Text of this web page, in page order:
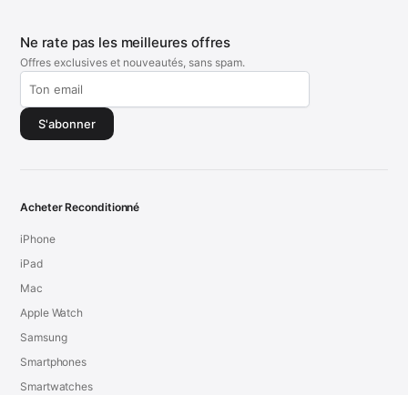
Ne rate pas les meilleures offres
Offres exclusives et nouveautés, sans spam.
S'abonner
Acheter Reconditionné
iPhone
iPad
Mac
Apple Watch
Samsung
Smartphones
Smartwatches